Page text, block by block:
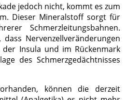
jedoch nicht, kommt es zum
Dieser Mineralstoff sorgt für
Schmerzleitungsbahnen.
Nervenzellveränderungen
Insula und im Rückenmark
des Schmerzgedächtnisses
können die derzeit